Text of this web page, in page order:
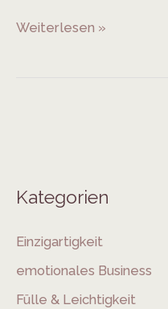
Weiterlesen »
Kategorien
Einzigartigkeit
emotionales Business
Fülle & Leichtigkeit